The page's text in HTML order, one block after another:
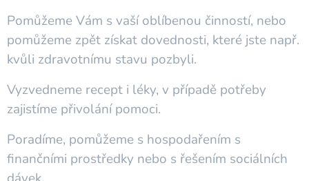
Pomůžeme Vám s vaší oblíbenou činností, nebo
pomůžeme zpět získat dovednosti, které jste např.
kvůli zdravotnímu stavu pozbyli.
Vyzvedneme recept i léky, v případě potřeby
zajistíme přivolání pomoci.
Poradíme, pomůžeme s hospodařením s
finančními prostředky nebo s řešením sociálních